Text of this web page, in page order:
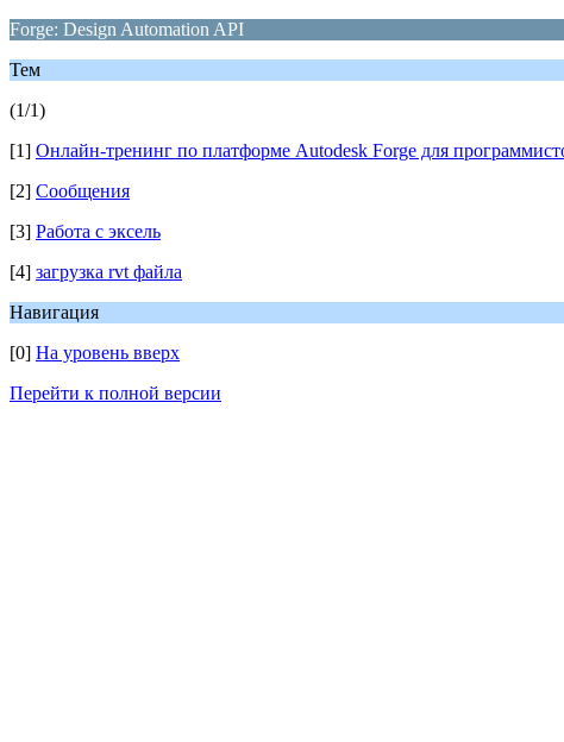
Forge: Design Automation API
Тем
(1/1)
[1] Онлайн-тренинг по платформе Autodesk Forge для
[2] Сообщения
[3] Работа с эксель
[4] загрузка rvt файла
Навигация
[0] На уровень вверх
Перейти к полной версии